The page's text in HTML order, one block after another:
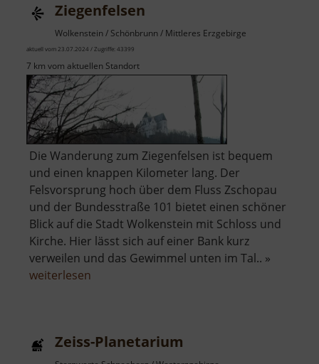
Ziegenfelsen
Wolkenstein / Schönbrunn / Mittleres Erzgebirge
aktuell vom 23.07.2024 / Zugriffe: 43399
7 km vom aktuellen Standort
Die Wanderung zum Ziegenfelsen ist bequem
und einen knappen Kilometer lang. Der
Felsvorsprung hoch über dem Fluss Zschopau
und der Bundesstraße 101 bietet einen schöner
Blick auf die Stadt Wolkenstein mit Schloss und
Kirche. Hier lässt sich auf einer Bank kurz
verweilen und das Gewimmel unten im Tal.. »
weiterlesen
Zeiss-Planetarium